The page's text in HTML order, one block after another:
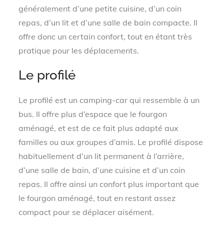
généralement d’une petite cuisine, d’un coin
repas, d’un lit et d’une salle de bain compacte. Il
offre donc un certain confort, tout en étant très
pratique pour les déplacements.
Le profilé
Le profilé est un camping-car qui ressemble à un
bus. Il offre plus d’espace que le fourgon
aménagé, et est de ce fait plus adapté aux
familles ou aux groupes d’amis. Le profilé dispose
habituellement d’un lit permanent à l’arrière,
d’une salle de bain, d’une cuisine et d’un coin
repas. Il offre ainsi un confort plus important que
le fourgon aménagé, tout en restant assez
compact pour se déplacer aisément.